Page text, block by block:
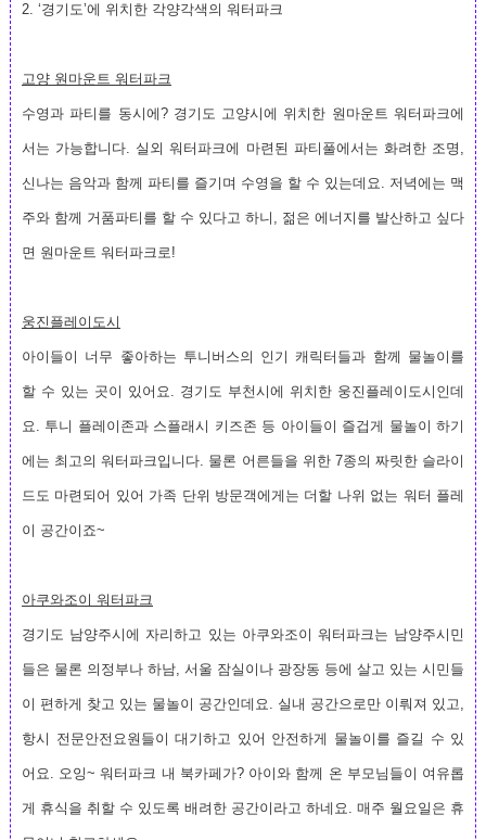
2. ‘경기도’에 위치한 각양각색의 워터파크
고양 원마운트 워터파크
수영과 파티를 동시에? 경기도 고양시에 위치한 원마운트 워터파크에
서는 가능합니다. 실외 워터파크에 마련된 파티풀에서는 화려한 조명,
신나는 음악과 함께 파티를 즐기며 수영을 할 수 있는데요. 저녁에는 맥
주와 함께 거품파티를 할 수 있다고 하니, 젊은 에너지를 발산하고 싶다
면 원마운트 워터파크로!
웅진플레이도시
아이들이 너무 좋아하는 투니버스의 인기 캐릭터들과 함께 물놀이를
할 수 있는 곳이 있어요. 경기도 부천시에 위치한 웅진플레이도시인데
요. 투니 플레이존과 스플래시 키즈존 등 아이들이 즐겁게 물놀이 하기
에는 최고의 워터파크입니다. 물론 어른들을 위한 7종의 짜릿한 슬라이
드도 마련되어 있어 가족 단위 방문객에게는 더할 나위 없는 워터 플레
이 공간이죠~
아쿠와조이 워터파크
경기도 남양주시에 자리하고 있는 아쿠와조이 워터파크는 남양주시민
들은 물론 의정부나 하남, 서울 잠실이나 광장동 등에 살고 있는 시민들
이 편하게 찾고 있는 물놀이 공간인데요. 실내 공간으로만 이뤄져 있고,
항시 전문안전요원들이 대기하고 있어 안전하게 물놀이를 즐길 수 있
어요. 오잉~ 워터파크 내 북카페가? 아이와 함께 온 부모님들이 여유롭
게 휴식을 취할 수 있도록 배려한 공간이라고 하네요. 매주 월요일은 휴